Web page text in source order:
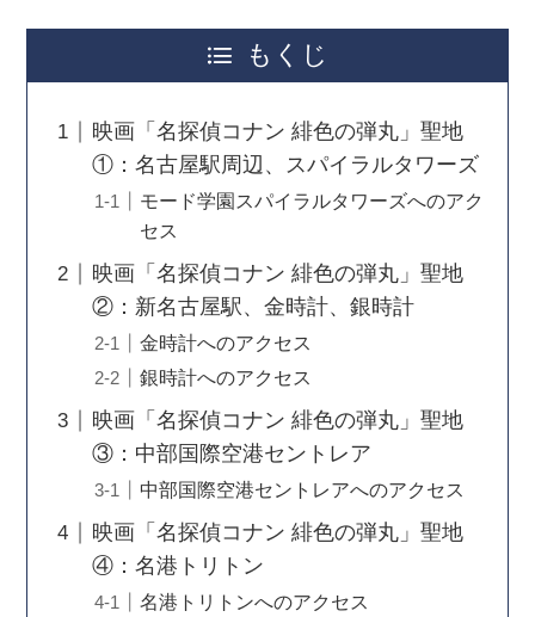
もくじ
映画「名探偵コナン 緋色の弾丸」聖地
①：名古屋駅周辺、スパイラルタワーズ
モード学園スパイラルタワーズへのアク
セス
映画「名探偵コナン 緋色の弾丸」聖地
②：新名古屋駅、金時計、銀時計
金時計へのアクセス
銀時計へのアクセス
映画「名探偵コナン 緋色の弾丸」聖地
③：中部国際空港セントレア
中部国際空港セントレアへのアクセス
映画「名探偵コナン 緋色の弾丸」聖地
④：名港トリトン
名港トリトンへのアクセス